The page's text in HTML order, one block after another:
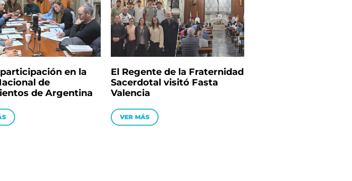
en la
de
de Argentina
El Regente de la Fraternidad
Sacerdotal visitó Fasta
Valencia
VER MÁS